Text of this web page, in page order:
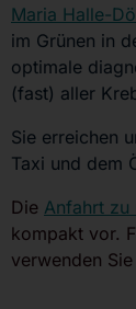
Maria Halle-
im Grünen in
optimale
(fast) aller
Sie erreichen
Taxi und dem
Die Anfahrt zu
kompakt vor.
verwenden